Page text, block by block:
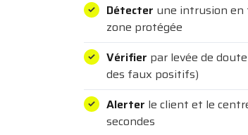
Détecter une intrusion en
zone protégée
Vérifier par levée de
des faux positifs)
Alerter le client et le
secondes